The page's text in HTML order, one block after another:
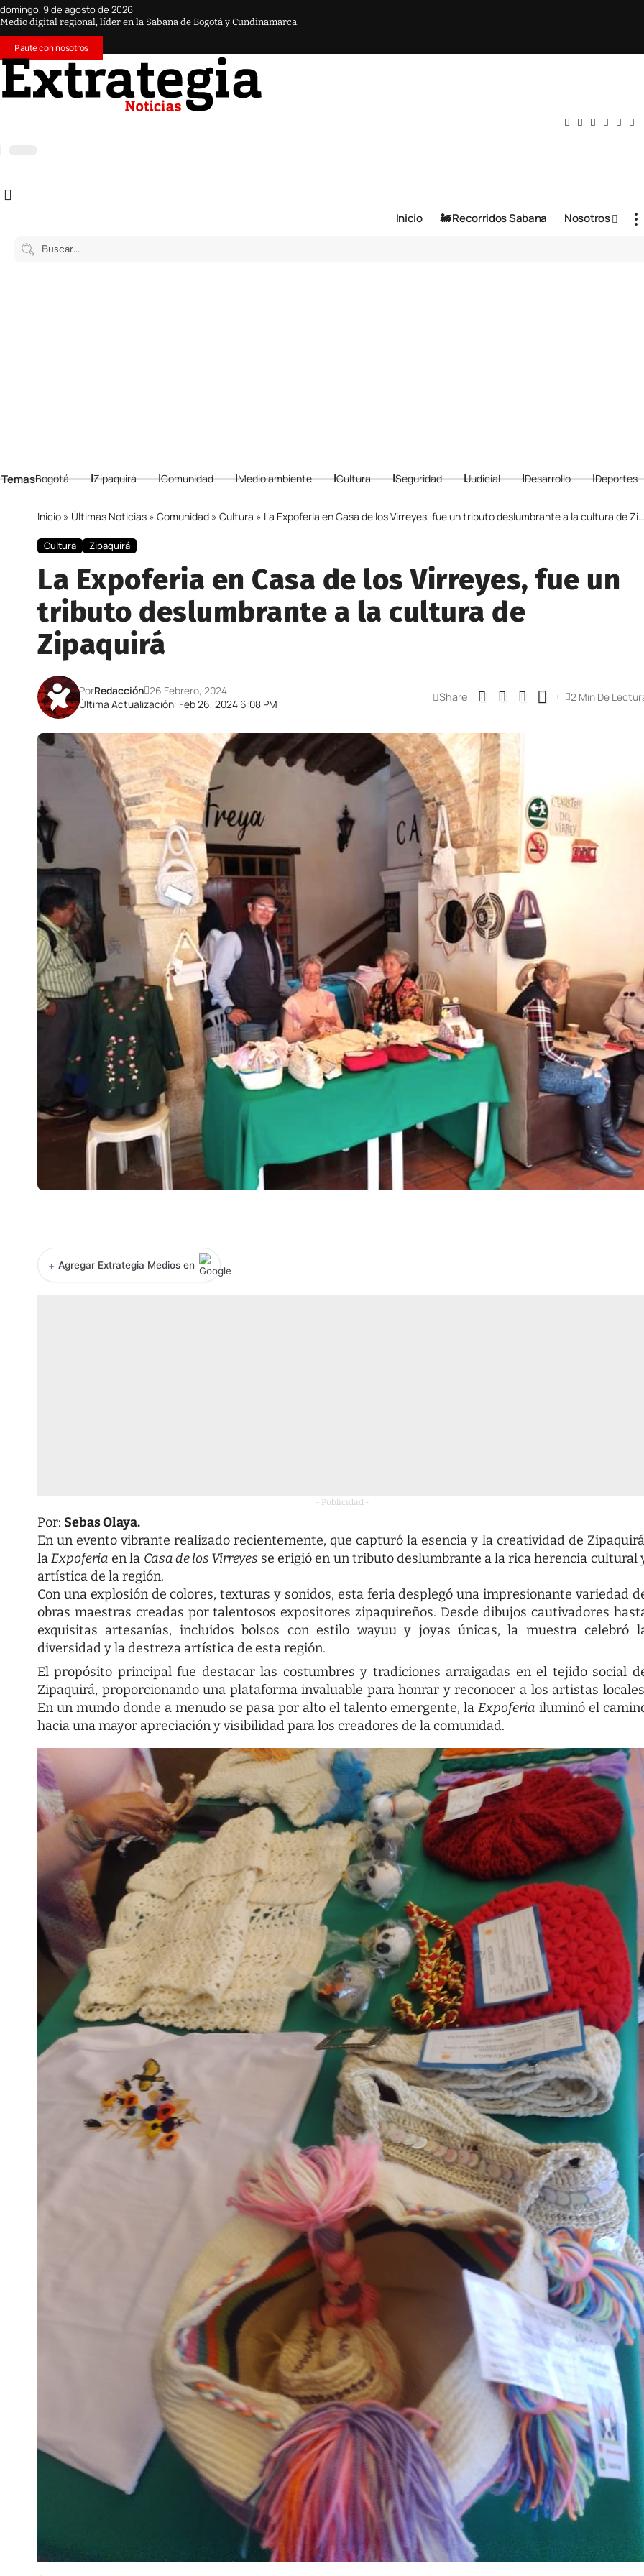
domingo, 9 de agosto de 2026
Medio digital regional, líder en la Sabana de Bogotá y Cundinamarca.
Paute con nosotros
Inicio 🚂 Recorridos Sabana Nosotros
Bogotá Zipaquirá Comunidad Medio ambiente Cultura Seguridad Judicial Desarrollo Deportes
Inicio » Últimas Noticias » Comunidad » Cultura » La Expoferia en Casa de los Virreyes, fue un tributo deslumbrante a la cultura de Zipaquirá
Cultura Zipaquirá
La Expoferia en Casa de los Virreyes, fue un
tributo deslumbrante a la cultura de
Zipaquirá
Última Actualización: Feb 26, 2024 6:08 PM
PorRedacción 26 Febrero, 2024 Share 2 Min De
+ Agregar Extrategia Medios en
- Publicidad -
Por: Sebas Olaya.
En un evento vibrante realizado recientemente, que capturó la esencia y la creatividad de
laExpoferia en la Casa de los Virreyes se erigió en un tributo deslumbrante a la rica herencia cultural
artística de la región.
Con una explosión de colores, texturas y sonidos, esta feria desplegó una impresionante variedad
obras maestras creadas por talentosos expositores zipaquireños. Desde dibujos cautivadores
exquisitas artesanías, incluidos bolsos con estilo wayuu y joyas únicas, la muestra celebró
diversidad y la destreza artística de esta región.
El propósito principal fue destacar las costumbres y tradiciones arraigadas en el tejido social
Zipaquirá, proporcionando una plataforma invaluable para honrar y reconocer a los artistas
En un mundo donde a menudo se pasa por alto el talento emergente, la Expoferia iluminó el
hacia una mayor apreciación y visibilidad para los creadores de la comunidad.